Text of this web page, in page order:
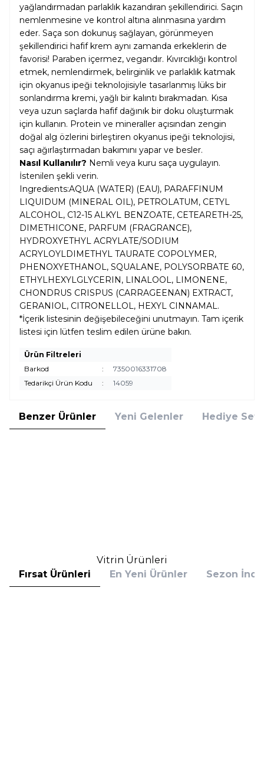
yağlandırmadan parlaklık kazandıran şekillendirici. Saçın
nemlenmesine ve kontrol altına alınmasına yardım
eder. Saça son dokunuş sağlayan, görünmeyen
şekillendirici hafif krem aynı zamanda erkeklerin de
favorisi! Paraben içermez, vegandır. Kıvırcıklığı kontrol
etmek, nemlendirmek, belirginlik ve parlaklık katmak
için okyanus ipeği teknolojisiyle tasarlanmış lüks bir
sonlandırma kremi, yağlı bir kalıntı bırakmadan. Kısa
veya uzun saçlarda hafif dağınık bir doku oluşturmak
için kullanın. Protein ve mineraller açısından zengin
doğal alg özlerini birleştiren okyanus ipeği teknolojisi,
saçı ağırlaştırmadan bakımını yapar ve besler.
Nasıl Kullanılır? Nemli veya kuru saça uygulayın.
İstenilen şekli verin.
Ingredients:AQUA (WATER) (EAU), PARAFFINUM
LIQUIDUM (MINERAL OIL), PETROLATUM, CETYL
ALCOHOL, C12-15 ALKYL BENZOATE, CETEARETH-25,
DIMETHICONE, PARFUM (FRAGRANCE),
HYDROXYETHYL ACRYLATE/SODIUM
ACRYLOYLDIMETHYL TAURATE COPOLYMER,
PHENOXYETHANOL, SQUALANE, POLYSORBATE 60,
ETHYLHEXYLGLYCERIN, LINALOOL, LIMONENE,
CHONDRUS CRISPUS (CARRAGEENAN) EXTRACT,
GERANIOL, CITRONELLOL, HEXYL CINNAMAL.
*İçerik listesinin değişebileceğini unutmayın. Tam içerik
listesi için lütfen teslim edilen ürüne bakın.
Ürün Filtreleri
Barkod
:
7350016331708
Tedarikçi Ürün Kodu
: 14059
Benzer Ürünler Yeni Gelenler Hediye
Vitrin Ürünleri
Fırsat Ürünleri
En Yeni Ürünler Sezon